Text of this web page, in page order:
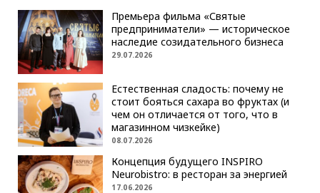
Премьера фильма «Святые
предприниматели» — историческое
наследие созидательного бизнеса
29.07.2026
Естественная сладость: почему не
стоит бояться сахара во фруктах (и
чем он отличается от того, что в
магазинном чизкейке)
08.07.2026
Концепция будущего INSPIRO
Neurobistro: в ресторан за энергией
17.06.2026